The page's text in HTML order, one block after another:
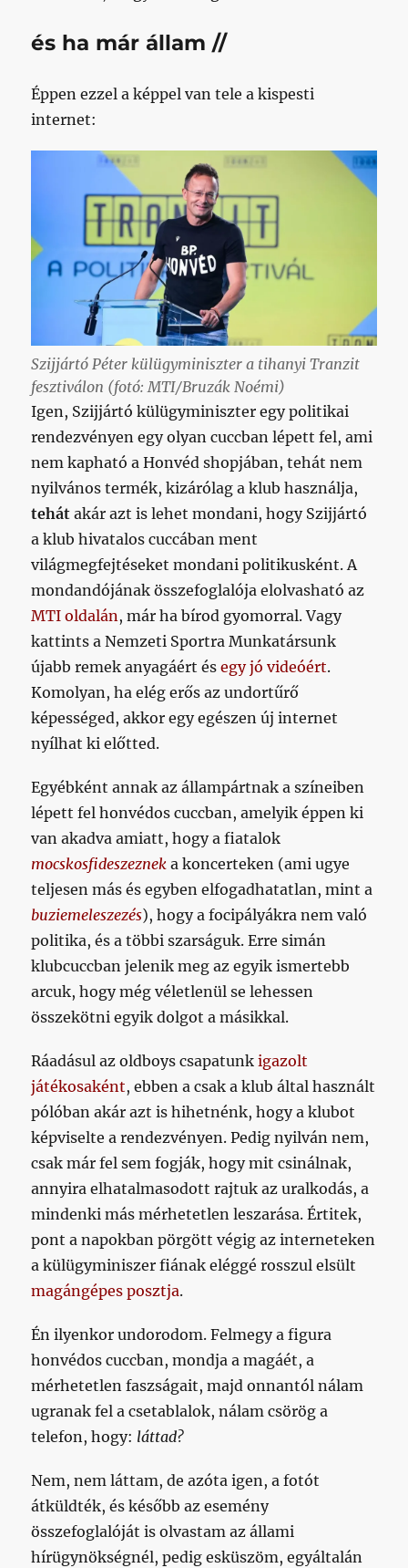
és ha már állam //
Éppen ezzel a képpel van tele a kispesti
internet:
Szijjártó Péter külügyminiszter a tihanyi Tranzit
fesztiválon (fotó: MTI/Bruzák Noémi)
Igen, Szijjártó külügyminiszter egy politikai
rendezvényen egy olyan cuccban lépett fel, ami
nem kapható a Honvéd shopjában, tehát nem
nyilvános termék, kizárólag a klub használja,
tehát akár azt is lehet mondani, hogy Szijjártó
a klub hivatalos cuccában ment
világmegfejtéseket mondani politikusként. A
mondandójának összefoglalója elolvasható az
MTI oldalán, már ha bírod gyomorral. Vagy
kattints a Nemzeti Sportra Munkatársunk
újabb remek anyagáért ésegy jó videóért.
Komolyan, ha elég erős az undortűrő
képességed, akkor egy egészen új internet
nyílhat ki előtted.
Egyébként annak az állampártnak a színeiben
lépett fel honvédos cuccban, amelyik éppen ki
van akadva amiatt, hogy a fiatalok
mocskosfideszeznek a koncerteken (ami ugye
teljesen más és egyben elfogadhatatlan, mint a
buziemeleszezés), hogy a focipályákra nem való
politika, és a többi szarságuk. Erre simán
klubcuccban jelenik meg az egyik ismertebb
arcuk, hogy még véletlenül se lehessen
összekötni egyik dolgot a másikkal.
Ráadásul az oldboys csapatunkigazolt
játékosaként, ebben a csak a klub által használt
pólóban akár azt is hihetnénk, hogy a klubot
képviselte a rendezvényen. Pedig nyilván nem,
csak már fel sem fogják, hogy mit csinálnak,
annyira elhatalmasodott rajtuk az uralkodás, a
mindenki más mérhetetlen leszarása. Értitek,
pont a napokban pörgött végig az interneteken
a külügyminiszer fiának eléggé rosszul elsült
magángépes posztja.
Én ilyenkor undorodom. Felmegy a figura
honvédos cuccban, mondja a magáét, a
mérhetetlen faszságait, majd onnantól nálam
ugranak fel a csetablalok, nálam csörög a
telefon, hogy: láttad?
Nem, nem láttam, de azóta igen, a fotót
átküldték, és később az esemény
összefoglalóját is olvastam az állami
hírügynökségnél, pedig esküszöm, egyáltalán